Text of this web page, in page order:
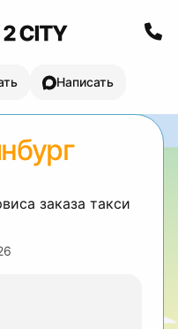
Написать
заказа такси